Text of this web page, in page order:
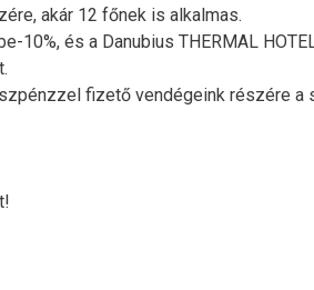
akár 12 főnek is alkalmas.
10%, és a Danubius THERMAL
fizető vendégeink részére a